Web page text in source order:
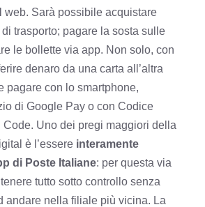
web. Sarà possibile acquistare
trasporto; pagare la sosta sulle
le bollette via app. Non solo, con
denaro da una carta all’altra
pagare con lo smartphone,
di Google Pay o con Codice
Code. Uno dei pregi maggiori della
è l’essere interamente
di Poste Italiane: per questa via
tutto sotto controllo senza
andare nella filiale più vicina. La